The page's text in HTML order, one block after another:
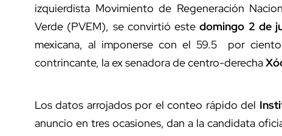
izquierdista Movimiento de Regeneración
Verde (PVEM), se convirtió estedomingo 2 de
mexicana, al imponerse con el 59.5 por
contrincante, la ex senadora de centro-derecha
Los datos arrojados por el conteo rápido del
anuncio en tres ocasiones, dan a la candidata